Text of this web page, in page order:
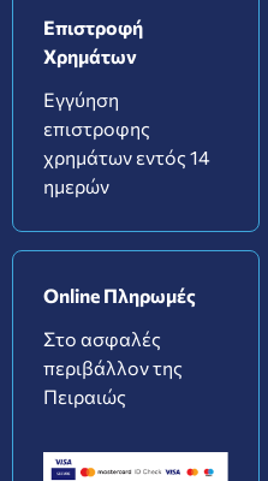
Επιστροφή
Χρημάτων
Εγγύηση
επιστροφης
χρημάτων εντός 14
ημερών
Online Πληρωμές
Στο ασφαλές
περιβάλλον της
Πειραιώς